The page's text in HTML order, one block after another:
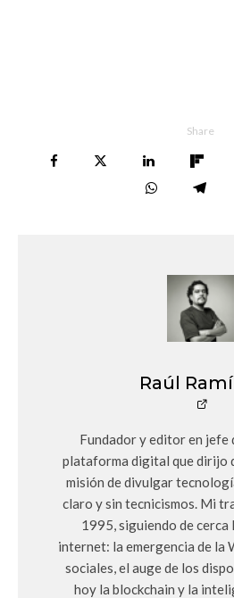
Share
Raúl
Fundador y editor en jefe
plataforma digital que dirijo
misión de divulgar
claro y sin tecnicismos. Mi
1995, siguiendo de cerca
internet: la emergencia de la
sociales, el auge de los
hoy la blockchain y la